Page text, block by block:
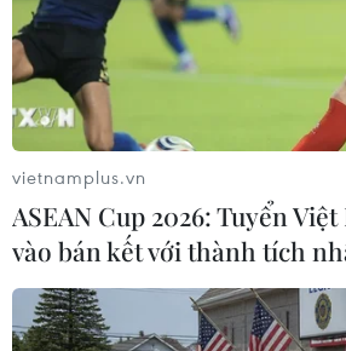
về nhà giáo hợp đồng toàn
thời gian sau khi nghỉ hưu
Bộ Giáo dục và Đào tạo cho biết
điều này nhằm khắc phục tình
trạng thiếu giáo viên cục bộ, đặc
biệt ở các bộ môn đặc thù và các
địa phương vùng sâu, vùng xa.
vietnamplus.vn
ASEAN Cup 2026: Tuyển
vào bán kết với thành tích